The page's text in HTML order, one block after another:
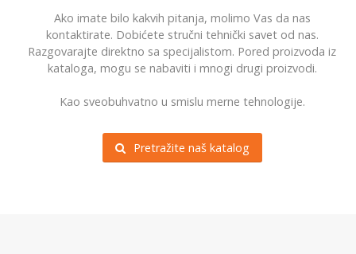
Ako imate bilo kakvih pitanja, molimo Vas da nas
kontaktirate. Dobićete stručni tehnički savet od nas.
Razgovarajte direktno sa specijalistom. Pored proizvoda iz
kataloga, mogu se nabaviti i mnogi drugi proizvodi.
Kao sveobuhvatno u smislu merne tehnologije.
Pretražite naš katalog